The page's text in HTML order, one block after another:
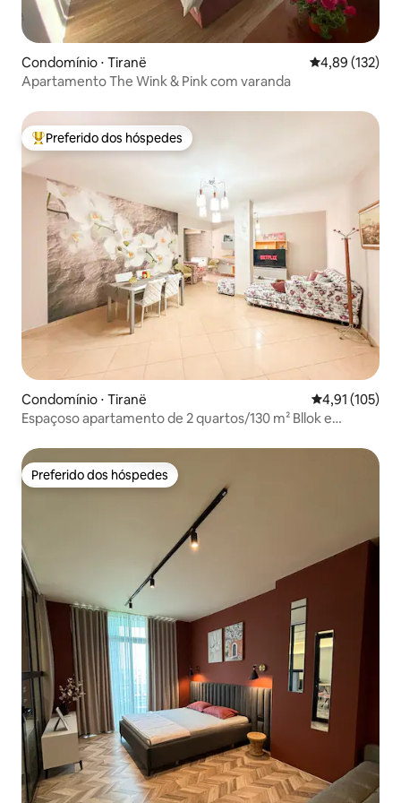
Condomínio ⋅ Tiranë 4,89 de uma
4,89 (132)
Apartamento The Wink & Pink com varanda
Entre os melhores preferidos dos hóspedes
Preferido dos hóspedes
Condomínio ⋅ Tiranë 4,91 de uma
4,91 (105)
Espaçoso apartamento de 2 quartos/130 m² Bllok e
Preferido dos hóspedes
Preferido dos hóspedes